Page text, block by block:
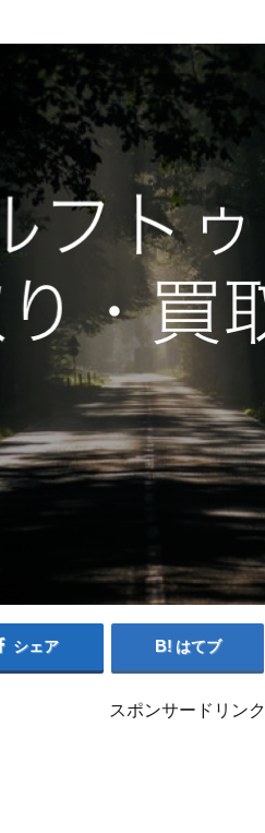
シェア はてブ
スポンサードリンク